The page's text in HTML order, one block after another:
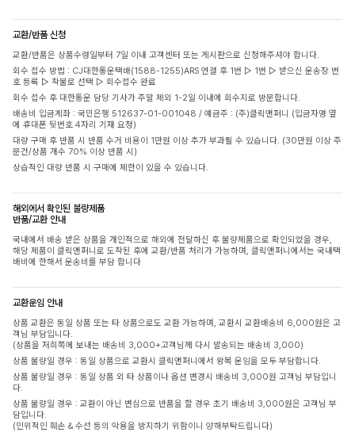
교환/반품 신청
교환/반품은 상품수령일부터 7일 이내 고객센터 또는 게시판으로 신청해주셔야 합니다.
회수 접수 방법 : CJ대한통운택배(1588-1255)ARS 연결 후 1번 ▷ 1번 ▷ 받으신 운송장 번
호 등록 ▷ 착불로 선택 ▷ 회수접수 완료
회수 접수 후 대한통운 담당 기사가 주말 제외 1-2일 이내에 회수지로 방문합니다.
배송비 입금계좌 : 국민은행 512637-01-001048 / 예금주 : (주)클릭앤퍼니 (입금자명 옆
에 휴대폰 뒷번호 4자리 기재 요청)
대량 구매 후 반품 시 반품 수거 비용이 1만원 이상 추가 부과될 수 있습니다. (30만원 이상 주
문건/상품 개수 70% 이상 반품 시)
상습적인 대량 반품 시 구매에 제한이 있을 수 있습니다.
해외에서 확인된 불량제품
반품/교환 안내
국내에서 배송 받은 상품을 개인적으로 해외에 전달하신 후 불량제품으로 확인되었을 경우,
해당 제품이 클릭앤퍼니로 도착된 후에 교환/반품 처리가 가능하며, 클릭앤퍼니에서는 국내택
배비에 한해서 운송비를 부담 합니다
교환운임 안내
상품 교환은 동일 상품 또는 타 상품으로도 교환 가능하며, 교환시 교환배송비 6,000원은 고
객님 부담입니다.
(상품을 저희쪽에 보내는 배송비 3,000+고객님께 다시 발송되는 배송비 3,000)
상품 불량일 경우 : 동일 상품으로 교환시 클릭앤퍼니에서 왕복 운임을 모두 부담합니다.
상품 불량일 경우 : 동일 상품 외 타 상품이나 옵션 변경시 배송비 3,000원 고객님 부담입니
다.
상품 불량일 경우 : 교환이 아닌 변심으로 반품을 할 경우 초기 배송비 3,000원은 고객님 부
담입니다.
(인위적인 훼손 & 수선 등의 악용을 방지하기 위함이니 양해부탁드립니다)